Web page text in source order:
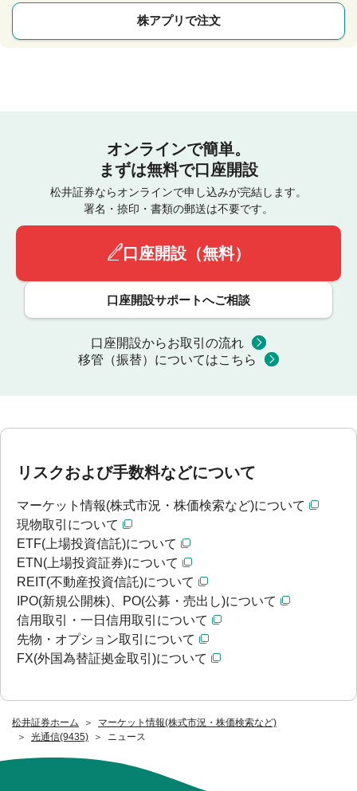
松井証券ホーム
マーケット情報(株式市況・株価検索など)
光通信(9435)
ニュース
株アプリで注文
オンラインで簡単。
まずは無料で口座開設
松井証券ならオンラインで申し込みが完結します。
署名・捺印・書類の郵送は不要です。
口座開設（無料）
口座開設サポートへご相談
口座開設からお取引の流れ
移管（振替）についてはこちら
リスクおよび手数料などについて
マーケット情報(株式市況・株価検索など)について
現物取引について
ETF(上場投資信託)について
ETN(上場投資証券)について
REIT(不動産投資信託)について
IPO(新規公開株)、PO(公募・売出し)について
信用取引・一日信用取引について
先物・オプション取引について
FX(外国為替証拠金取引)について